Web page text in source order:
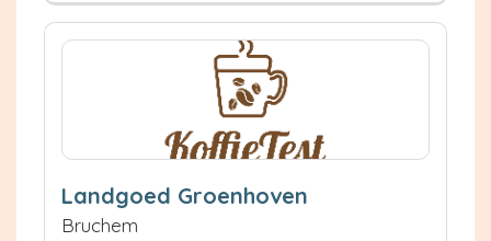
Landgoed Groenhoven
Bruchem